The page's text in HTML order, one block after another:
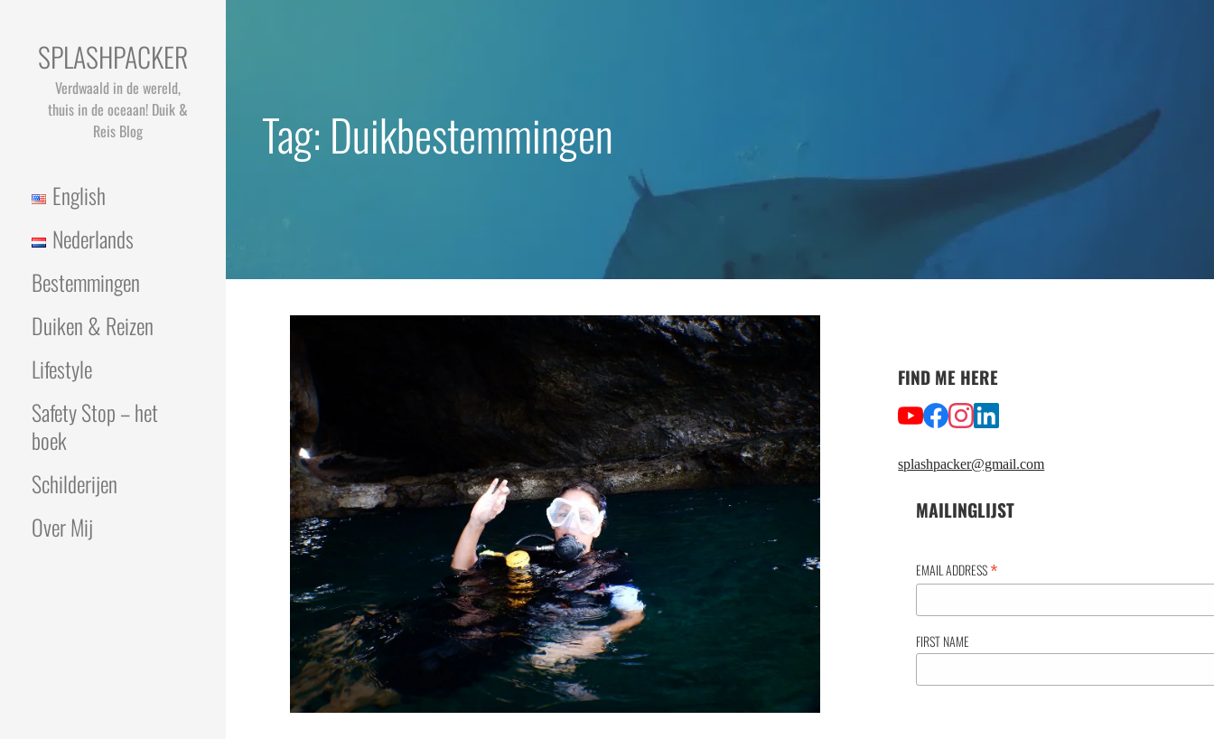
SPLASHPACKER
Verdwaald in de wereld,
thuis in de oceaan! Duik &
Reis Blog
English
Nederlands
Bestemmingen
Duiken & Reizen
Lifestyle
Safety Stop – het
boek
Schilderijen
Over Mij
Tag: Duikbestemmingen
FIND ME HERE
splashpacker@gmail.com
MAILINGLIJST
EMAIL ADDRESS*
FIRST NAME